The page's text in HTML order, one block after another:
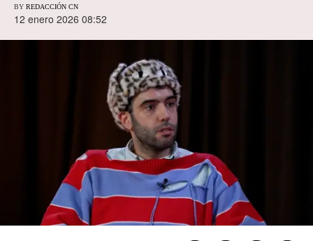
BY REDACCIÓN CN
12 enero 2026 08:52